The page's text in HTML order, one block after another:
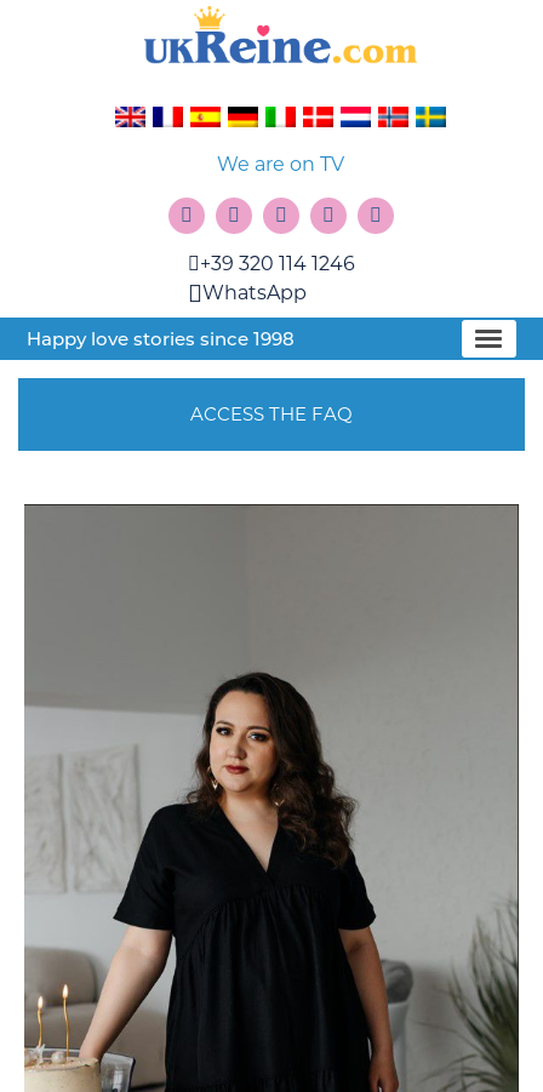
We are on TV
+39 320 114 1246
WhatsApp
Happy love stories since 1998
ACCESS THE FAQ